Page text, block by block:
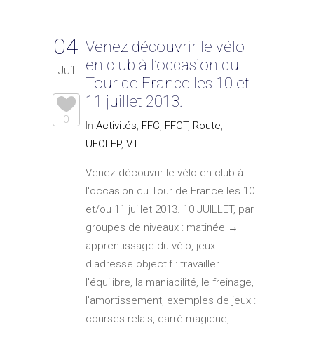
04
Juil
0
Venez découvrir le vélo
en club à l’occasion du
Tour de France les 10 et
11 juillet 2013.
In Activités, FFC, FFCT, Route,
UFOLEP, VTT
Venez découvrir le vélo en club à
l'occasion du Tour de France les 10
et/ou 11 juillet 2013. 10 JUILLET, par
groupes de niveaux : matinée →
apprentissage du vélo, jeux
d'adresse objectif : travailler
l'équilibre, la maniabilité, le freinage,
l'amortissement, exemples de jeux :
courses relais, carré magique,...